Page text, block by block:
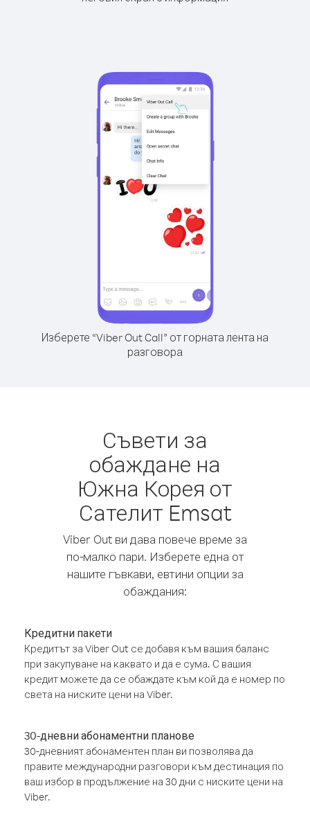
Изберете “Viber Out Call” от горната лента на
разговора
Съвети за
обаждане на
Южна Корея от
Сателит Emsat
Viber Out ви дава повече време за
по-малко пари. Изберете една от
нашите гъвкави, евтини опции за
обаждания:
Кредитни пакети
Кредитът за Viber Out се добавя към вашия баланс
при закупуване на каквато и да е сума. С вашия
кредит можете да се обаждате към кой да е номер по
света на ниските цени на Viber.
30-дневни абонаментни планове
30-дневният абонаментен план ви позволява да
правите международни разговори към дестинация по
ваш избор в продължение на 30 дни с ниските цени на
Viber.